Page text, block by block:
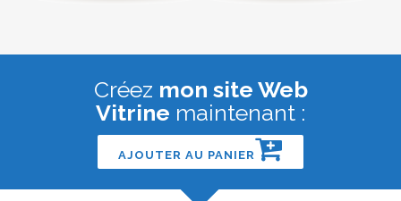
Créez mon site Web
Vitrine maintenant :
AJOUTER AU PANIER